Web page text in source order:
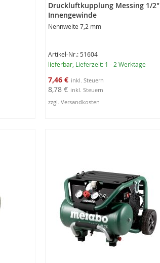
Druckluftkupplung Messing 1/2"
Innengewinde
Nennweite 7,2 mm
Artikel-Nr.: 51604
lieferbar , Lieferzeit: 1 - 2 Werktage
Sonderangebot
7,46 €
8,78 €
zzgl. Versandkosten